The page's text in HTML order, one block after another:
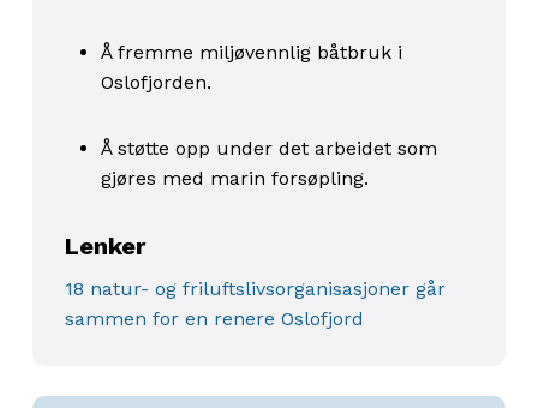
Å fremme miljøvennlig båtbruk i
Oslofjorden.
Å støtte opp under det arbeidet som
gjøres med marin forsøpling.
Lenker
18 natur- og friluftslivsorganisasjoner går
sammen for en renere Oslofjord